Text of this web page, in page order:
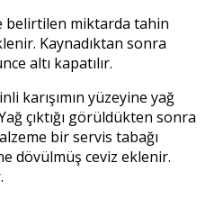
belirtilen miktarda tahin
Kaynadıktan sonra
altı kapatılır.
karışımın yüzeyine yağ
çıktığı görüldükten sonra
bir servis tabağı
dövülmüş ceviz eklenir.